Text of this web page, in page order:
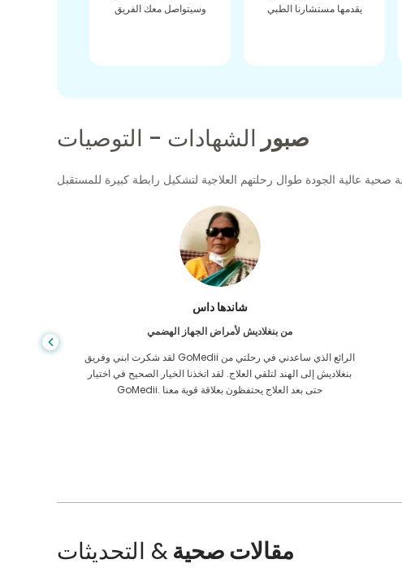
وسيتواصل معك الفريق
يقدمها مستشارنا الطبي
صبور الشهادات - التوصيات
شاندها داس
من بنغلاديش لأمراض الجهاز الهضمي
لقد شكرت ابني وفريق GoMedii الرائع الذي ساعدني في رحلتي من
بنغلاديش إلى الهند لتلقي العلاج. لقد اتخذنا الخيار الصحيح في اختيار
GoMedii. حتى بعد العلاج يحتفظون بعلاقة قوية معنا
مقالات صحية& التحديثات